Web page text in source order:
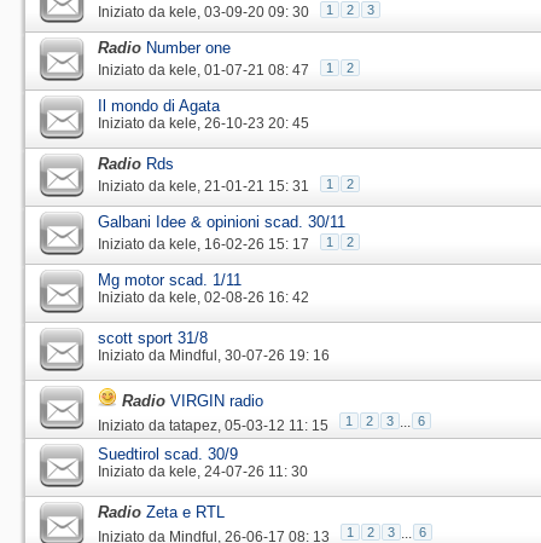
Iniziato da kele‎, 03-09-20 09: 30 1 2 3
Radio Number one
Iniziato da kele‎, 01-07-21 08: 47 1 2
Il mondo di Agata
Iniziato da kele‎, 26-10-23 20: 45
Radio Rds
Iniziato da kele‎, 21-01-21 15: 31 1 2
Galbani Idee & opinioni scad. 30/11
Iniziato da kele‎, 16-02-26 15: 17 1 2
Mg motor scad. 1/11
Iniziato da kele‎, 02-08-26 16: 42
scott sport 31/8
Iniziato da Mindful‎, 30-07-26 19: 16
Radio VIRGIN radio
Iniziato da tatapez‎, 05-03-12 11: 15 1 2 3 ... 6
Suedtirol scad. 30/9
Iniziato da kele‎, 24-07-26 11: 30
Radio Zeta e RTL
Iniziato da Mindful‎, 26-06-17 08: 13 1 2 3 ... 6